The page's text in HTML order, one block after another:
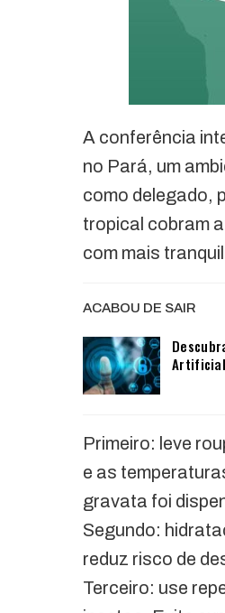
A conferência
no Pará, um
como delegado,
tropical cobram
com mais
ACABOU DE SAIR
Primeiro: leve
e as
gravata foi
Segundo:
reduz risco de
Terceiro: use